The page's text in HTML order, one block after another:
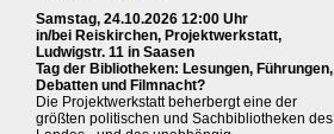
Samstag, 24.10.2026 12:00 Uhr
in/bei Reiskirchen, Projektwerkstatt,
Ludwigstr. 11 in Saasen
Tag der Bibliotheken: Lesungen, Führungen,
Debatten und Filmnacht?
Die Projektwerkstatt beherbergt eine der
größten politischen und Sachbibliotheken des